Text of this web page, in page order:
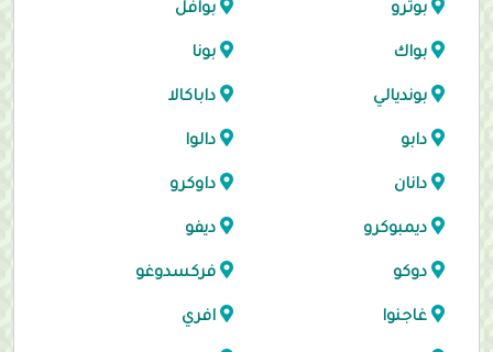
بوترو بوافل
بواك بونا
بونديالي داباكالا
دابو دالوا
دانان داوكرو
ديمبوكرو ديفو
دوكو فركسدوغو
غاجنوا افري